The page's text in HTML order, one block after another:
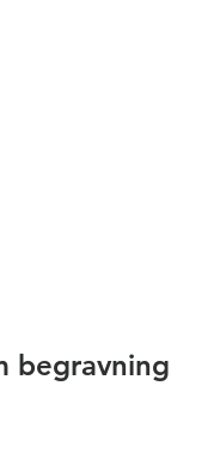
begravning